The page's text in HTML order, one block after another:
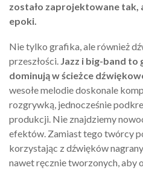
zostało zaprojektowane tak,
epoki.
Nie tylko grafika, ale również
przeszłości. Jazz i big-band to
dominują w ścieżce
wesołe melodie doskonale
rozgrywką, jednocześnie
produkcji. Nie znajdziemy
efektów. Zamiast tego twórcy
korzystając z dźwięków
nawet ręcznie tworzonych, aby